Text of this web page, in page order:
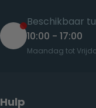
Beschikbaar
10:00 - 17:00
Maandag tot
Hulp